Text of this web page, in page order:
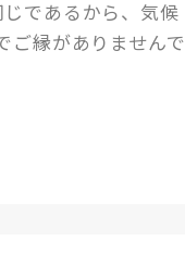
であるから、気候
ご縁がありませんで